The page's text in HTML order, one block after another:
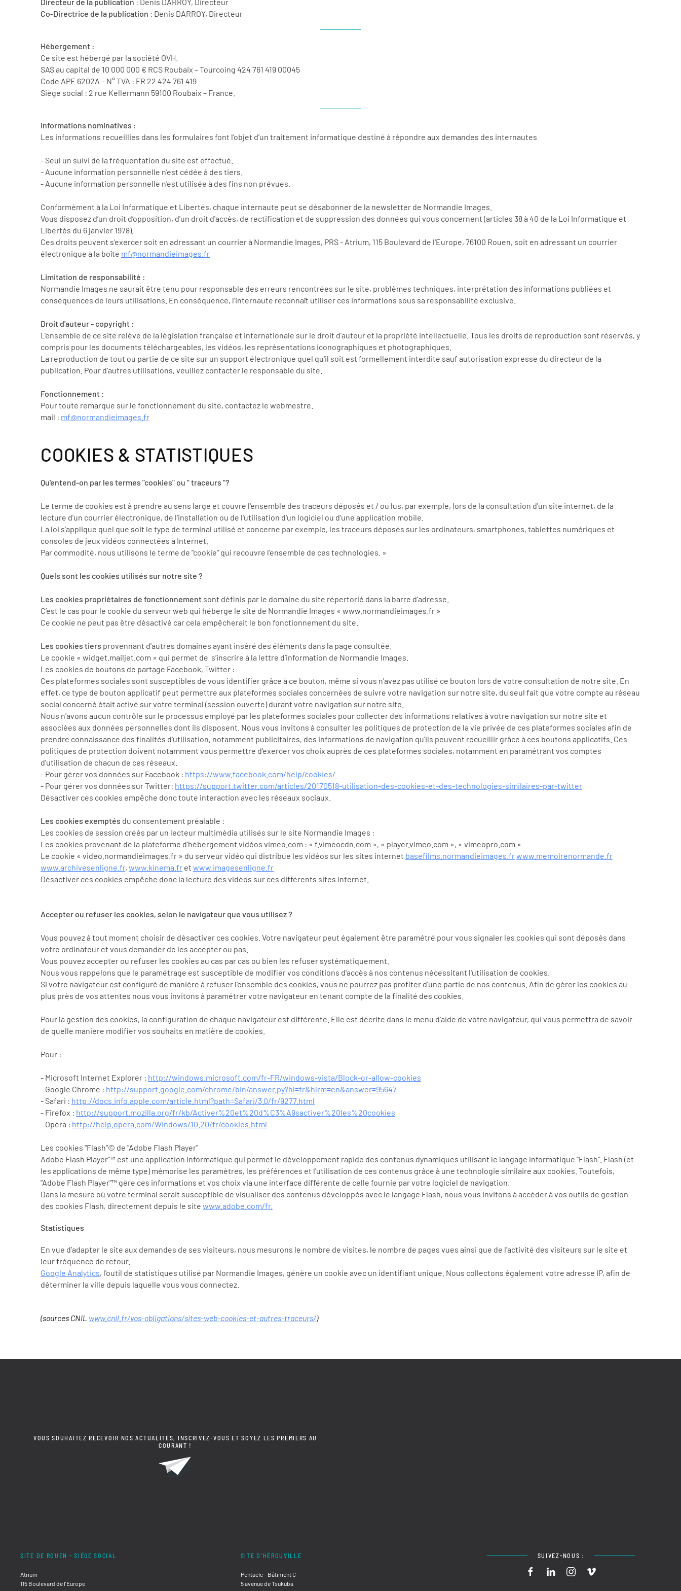
Co-Directrice de la publication : Denis DARROY, Directeur
Hébergement :
Ce site est hébergé par la société OVH.
SAS au capital de 10 000 000 € RCS Roubaix – Tourcoing 424 761 419 00045
Code APE 6202A – N° TVA : FR 22 424 761 419
Siège social : 2 rue Kellermann 59100 Roubaix – France.
Informations nominatives :
Les informations recueillies dans les formulaires font l’objet d’un traitement informatique destiné à répondre aux demandes des internautes
- Seul un suivi de la fréquentation du site est effectué.
- Aucune information personnelle n'est cédée à des tiers.
- Aucune information personnelle n'est utilisée à des fins non prévues.
Conformément à la Loi Informatique et Libertés, chaque internaute peut se désabonner de la newsletter de Normandie Images.
Vous disposez d’un droit d’opposition, d'un droit d'accès, de rectification et de suppression des données qui vous concernent (articles 38 à 40 de la Loi Informatique et
Libertés du 6 janvier 1978).
Ces droits peuvent s’exercer soit en adressant un courrier à Normandie Images, PRS - Atrium, 115 Boulevard de l'Europe, 76100 Rouen, soit en adressant un courrier
électronique à la boîte mf@normandieimages.fr
Limitation de responsabilité :
Normandie Images ne saurait être tenu pour responsable des erreurs rencontrées sur le site, problèmes techniques, interprétation des informations publiées et
conséquences de leurs utilisations. En conséquence, l’internaute reconnaît utiliser ces informations sous sa responsabilité exclusive.
Droit d'auteur - copyright :
L'ensemble de ce site relève de la législation française et internationale sur le droit d'auteur et la propriété intellectuelle. Tous les droits de reproduction sont réservés, y
compris pour les documents téléchargeables, les vidéos, les représentations iconographiques et photographiques.
La reproduction de tout ou partie de ce site sur un support électronique quel qu'il soit est formellement interdite sauf autorisation expresse du directeur de la
publication. Pour d'autres utilisations, veuillez contacter le responsable du site.
Fonctionnement :
Pour toute remarque sur le fonctionnement du site, contactez le webmestre.
mail : mf@normandieimages.fr
COOKIES & STATISTIQUES
Qu'entend-on par les termes "cookies" ou " traceurs "?
Le terme de cookies est à prendre au sens large et couvre l'ensemble des traceurs déposés et / ou lus, par exemple, lors de la consultation d'un site internet, de la
lecture d'un courrier électronique, de l'installation ou de l'utilisation d'un logiciel ou d'une application mobile.
La loi s'applique quel que soit le type de terminal utilisé et concerne par exemple, les traceurs déposés sur les ordinateurs, smartphones, tablettes numériques et
consoles de jeux vidéos connectées à Internet.
Par commodité, nous utilisons le terme de "cookie" qui recouvre l'ensemble de ces technologies. »
Quels sont les cookies utilisés sur notre site ?
Les cookies propriétaires de fonctionnement sont définis par le domaine du site répertorié dans la barre d'adresse.
C’est le cas pour le cookie du serveur web qui héberge le site de Normandie Images « www.normandieimages.fr »
Ce cookie ne peut pas être désactivé car cela empêcherait le bon fonctionnement du site.
Les cookies tiers provennant d'autres domaines ayant inséré des éléments dans la page consultée.
Le cookie « widget.mailjet.com » qui permet de s’inscrire à la lettre d’information de Normandie Images.
Les cookies de boutons de partage Facebook, Twitter :
Ces plateformes sociales sont susceptibles de vous identifier grâce à ce bouton, même si vous n'avez pas utilisé ce bouton lors de votre consultation de notre site. En
effet, ce type de bouton applicatif peut permettre aux plateformes sociales concernées de suivre votre navigation sur notre site, du seul fait que votre compte au réseau
social concerné était activé sur votre terminal (session ouverte) durant votre navigation sur notre site.
Nous n'avons aucun contrôle sur le processus employé par les plateformes sociales pour collecter des informations relatives à votre navigation sur notre site et
associées aux données personnelles dont ils disposent. Nous vous invitons à consulter les politiques de protection de la vie privée de ces plateformes sociales afin de
prendre connaissance des finalités d'utilisation, notamment publicitaires, des informations de navigation qu'ils peuvent recueillir grâce à ces boutons applicatifs. Ces
politiques de protection doivent notamment vous permettre d'exercer vos choix auprès de ces plateformes sociales, notamment en paramétrant vos comptes
d'utilisation de chacun de ces réseaux.
- Pour gérer vos données sur Facebook : https://www.facebook.com/help/cookies/
- Pour gérer vos données sur Twitter: https://support.twitter.com/articles/20170518-utilisation-des-cookies-et-des-technologies-similaires-par-twitter
Désactiver ces cookies empêche donc toute interaction avec les réseaux sociaux.
Les cookies exemptés du consentement préalable :
Les cookies de session créés par un lecteur multimédia utilisés sur le site Normandie Images :
Les cookies provenant de la plateforme d’hébergement vidéos vimeo.com : « f.vimeocdn.com », « player.vimeo.com », « vimeopro.com »
Le cookie « video.normandieimages.fr » du serveur vidéo qui distribue les vidéos sur les sites internet basefilms.normandieimages.frwww.memoirenormande.fr
www.archivesenligne.fr, www.kinema.fr et www.imagesenligne.fr
Désactiver ces cookies empêche donc la lecture des vidéos sur ces différents sites internet.
Accepter ou refuser les cookies, selon le navigateur que vous utilisez ?
Vous pouvez à tout moment choisir de désactiver ces cookies. Votre navigateur peut également être paramétré pour vous signaler les cookies qui sont déposés dans
votre ordinateur et vous demander de les accepter ou pas.
Vous pouvez accepter ou refuser les cookies au cas par cas ou bien les refuser systématiquement.
Nous vous rappelons que le paramétrage est susceptible de modifier vos conditions d'accès à nos contenus nécessitant l'utilisation de cookies.
Si votre navigateur est configuré de manière à refuser l'ensemble des cookies, vous ne pourrez pas profiter d'une partie de nos contenus. Afin de gérer les cookies au
plus près de vos attentes nous vous invitons à paramétrer votre navigateur en tenant compte de la finalité des cookies.
Pour la gestion des cookies, la configuration de chaque navigateur est différente. Elle est décrite dans le menu d'aide de votre navigateur, qui vous permettra de savoir
de quelle manière modifier vos souhaits en matière de cookies.
Pour :
- Microsoft Internet Explorer : http://windows.microsoft.com/fr-FR/windows-vista/Block-or-allow-cookies
- Google Chrome : http://support.google.com/chrome/bin/answer.py?hl=fr&hlrm=en&answer=95647
- Safari : http://docs.info.apple.com/article.html?path=Safari/3.0/fr/9277.html
- Firefox : http://support.mozilla.org/fr/kb/Activer%20et%20d%C3%A9sactiver%20les%20cookies
- Opéra : http://help.opera.com/Windows/10.20/fr/cookies.html
Les cookies "Flash"© de "Adobe Flash Player"
Adobe Flash Player"™ est une application informatique qui permet le développement rapide des contenus dynamiques utilisant le langage informatique "Flash". Flash (et
les applications de même type) mémorise les paramètres, les préférences et l'utilisation de ces contenus grâce à une technologie similaire aux cookies. Toutefois,
"Adobe Flash Player"™ gère ces informations et vos choix via une interface différente de celle fournie par votre logiciel de navigation.
Dans la mesure où votre terminal serait susceptible de visualiser des contenus développés avec le langage Flash, nous vous invitons à accéder à vos outils de gestion
des cookies Flash, directement depuis le site www.adobe.com/fr.
Statistiques
En vue d’adapter le site aux demandes de ses visiteurs, nous mesurons le nombre de visites, le nombre de pages vues ainsi que de l'activité des visiteurs sur le site et
leur fréquence de retour.
Google Analytics, l'outil de statistiques utilisé par Normandie Images, génère un cookie avec un identifiant unique. Nous collectons également votre adresse IP, afin de
déterminer la ville depuis laquelle vous vous connectez.
(sources CNIL www.cnil.fr/vos-obligations/sites-web-cookies-et-autres-traceurs/)
VOUS SOUHAITEZ RECEVOIR NOS ACTUALITÉS, INSCRIVEZ-VOUS ET SOYEZ LES PREMIERS AU
COURANT !
SITE DE ROUEN - SIÈGE SOCIAL
Atrium
115 Boulevard de l'Europe
SITE D'HÉROUVILLE
Pentacle - Bâtiment C
5 avenue de Tsukuba
SUIVEZ-NOUS :